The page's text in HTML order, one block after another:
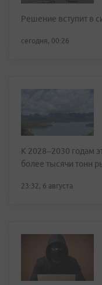
Решение вступит в
сегодня, 00:26
К 2028–2030 годам
более тысячи тонн
23:32, 6 августа